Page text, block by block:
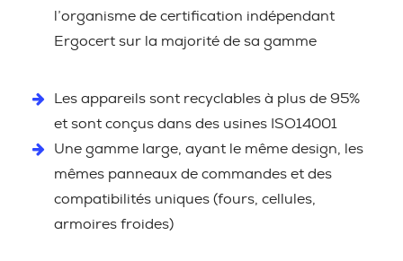
l’organisme de certification indépendant
Ergocert sur la majorité de sa gamme
Les appareils sont recyclables à plus de 95%
et sont conçus dans des usines ISO14001
Une gamme large, ayant le même design, les
mêmes panneaux de commandes et des
compatibilités uniques (fours, cellules,
armoires froides)